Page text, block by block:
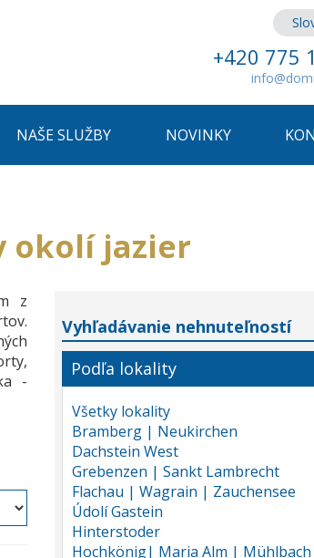
+420 775
NAŠE SLUŽBY NOVINKY
okolí jazier
z
-
Vyhľadávanie nehnuteľností
Podľa lokality
Všetky lokality
Bramberg | Neukirchen
Dachstein West
Grebenzen | Sankt Lambrecht
Flachau | Wagrain | Zauchensee
Údolí Gastein
Hinterstoder
Hochkönig| Maria Alm | Mühlbach